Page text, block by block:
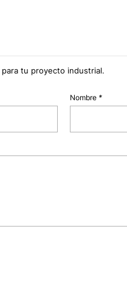
tu proyecto industrial.
Nombre *